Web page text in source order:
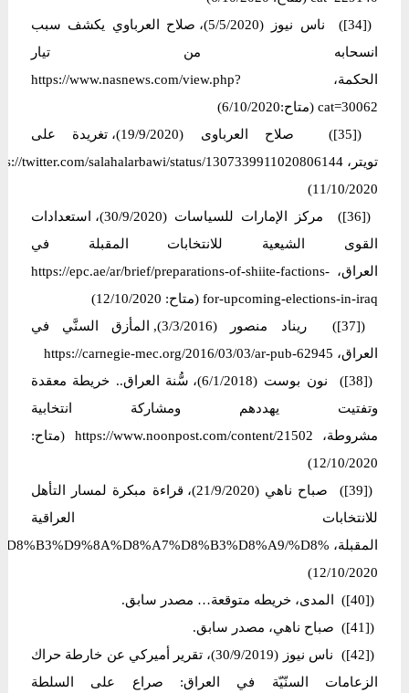
([34]) ناس نیوز (5/5/2020)، صلاح العرباوي يكشف سبب
انسحابه من تيار
الحكمة، https://www.nasnews.com/view.php?
cat=30062 (متاح:6/10/2020)
([35]) صلاح العرباوی (19/9/2020)، تغريدة على
11/10/2020)
([36]) مركز الإمارات للسياسات (30/9/2020)، استعدادات
القوى الشيعية للانتخابات المقبلة في
العراق، https://epc.ae/ar/brief/preparations-of-shiite-factions-
for-upcoming-elections-in-iraq (متاح: 12/10/2020)
([37]) ريناد منصور (3/3/2016), المأزق السنَّي في
العراق، https://carnegie-mec.org/2016/03/03/ar-pub-62945
([38]) نون بوست (6/1/2018)، سُّنة العراق.. خريطة معقدة
وتفتيت يهددهم ومشاركة انتخابية
مشروطة، https://www.noonpost.com/content/21502 (متاح:
12/10/2020)
([39]) صباح ناهي (21/9/2020)، قراءة مبكرة لمسار التأهل
للانتخابات العراقية
12/10/2020)
([40]) المدى، خریطە متوقعة… مصدر سابق.
([41]) صباح ناهي، مصدر سابق.
([42]) ناس نیوز (30/9/2019)، تقرير أميركي عن خارطة حراك
الزعامات السنّيّة في العراق: صراع على السلطة